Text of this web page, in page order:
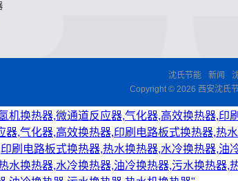
沈氏节能 新闻
Copyright © 2026 西安沈氏
机换热器,微通道反应器,气化器,高效换热器,
,气化器,高效换热器,印刷电路板式换热器,热
刷电路板式换热器,热水换热器,水冷换热器,油
水换热器,水冷换热器,油冷换热器,污水换热器,